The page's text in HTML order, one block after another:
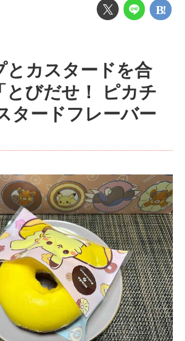
とカスタードを合
とびだせ！ ピカチ
タードフレーバー